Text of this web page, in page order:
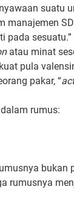
suatu
manajemen
pada
atau minat
pula
pakar, “
rumus:
bukan
rumusnya